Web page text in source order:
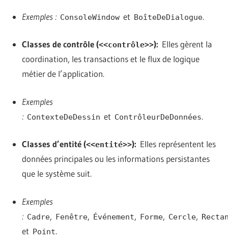
Exemples : ConsoleWindowet BoîteDeDialogue.
Classes de contrôle (<<contrôle>>): Elles gèrent la
coordination, les transactions et le flux de logique
métier de l’application.
Exemples
: ContexteDeDessin et ContrôleurDeDonnées.
Classes d’entité (<<entité>>): Elles représentent les
données principales ou les informations persistantes
que le système suit.
Exemples
: Cadre, Fenêtre, Événement, Forme, Cercle,
et Point.